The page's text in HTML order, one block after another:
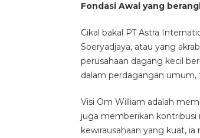
Fondasi Awal yang
Cikal bakal PT Astra
Soeryadjaya, atau yang
perusahaan dagang kecil
dalam perdagangan umum,
Visi Om William adalah
juga memberikan
kewirausahaan yang kuat,